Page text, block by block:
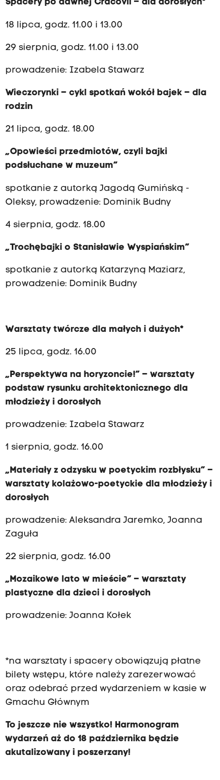
Spacery po dawnej Cracovii – dla dorosłych*
18 lipca, godz. 11.00 i 13.00
29 sierpnia, godz. 11.00 i 13.00
prowadzenie: Izabela Stawarz
Wieczorynki – cykl spotkań wokół bajek – dla
rodzin
21 lipca, godz. 18.00
„Opowieści przedmiotów, czyli bajki
podsłuchane w muzeum”
spotkanie z autorką Jagodą Gumińską -
Oleksy, prowadzenie: Dominik Budny
4 sierpnia, godz. 18.00
„Trochębajki o Stanisławie Wyspiańskim”
spotkanie z autorką Katarzyną Maziarz,
prowadzenie: Dominik Budny
Warsztaty twórcze dla małych i dużych*
25 lipca, godz. 16.00
„Perspektywa na horyzoncie!” – warsztaty
podstaw rysunku architektonicznego dla
młodzieży i dorosłych
prowadzenie: Izabela Stawarz
1 sierpnia, godz. 16.00
„Materiały z odzysku w poetyckim rozbłysku” –
warsztaty kolażowo-poetyckie dla młodzieży i
dorosłych
prowadzenie: Aleksandra Jaremko, Joanna
Zaguła
22 sierpnia, godz. 16.00
„Mozaikowe lato w mieście” – warsztaty
plastyczne dla dzieci i dorosłych
prowadzenie: Joanna Kołek
*na warsztaty i spacery obowiązują płatne
bilety wstępu, które należy zarezerwować
oraz odebrać przed wydarzeniem w kasie w
Gmachu Głównym
To jeszcze nie wszystko! Harmonogram
wydarzeń aż do 18 października będzie
akutalizowany i poszerzany!